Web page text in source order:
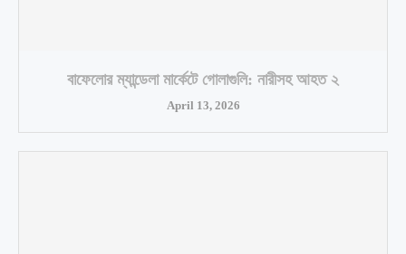
বাফেলোর ম্যান্ডেলা মার্কেটে গোলাগুলি: নারীসহ আহত ২
April 13, 2026